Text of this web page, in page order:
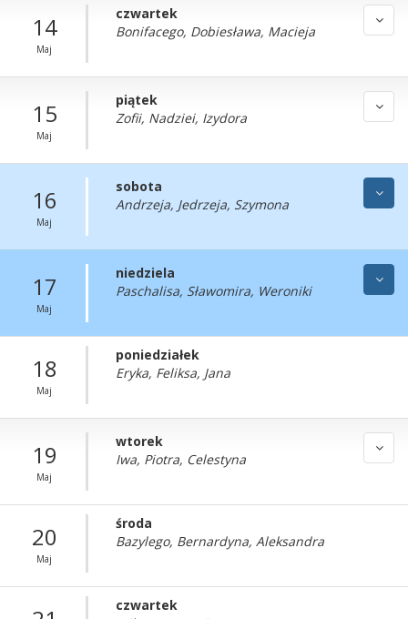
14
Maj
czwartek
Bonifacego, Dobiesława, Macieja
15
Maj
piątek
Zofii, Nadziei, Izydora
16
Maj
sobota
Andrzeja, Jedrzeja, Szymona
17
Maj
niedziela
Paschalisa, Sławomira, Weroniki
18
Maj
poniedziałek
Eryka, Feliksa, Jana
19
Maj
wtorek
Iwa, Piotra, Celestyna
20
Maj
środa
Bazylego, Bernardyna, Aleksandra
czwartek